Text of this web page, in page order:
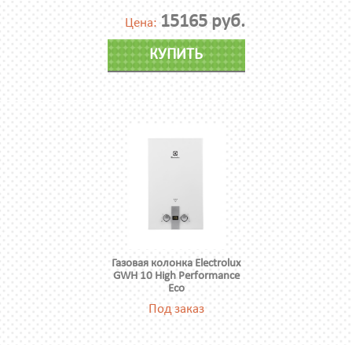
Цена: 15165 руб.
КУПИТЬ
Газовая колонка Electrolux
GWH 10 High Performance
Eco
Под заказ